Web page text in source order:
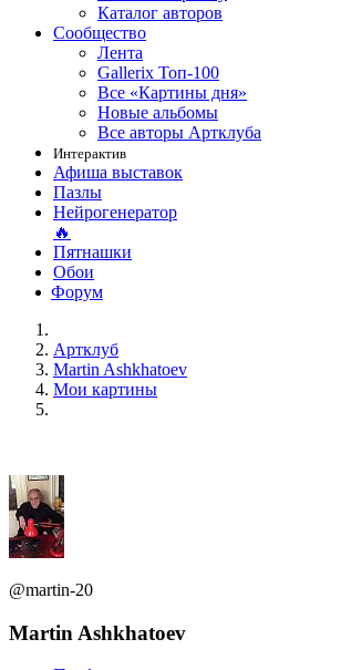
Каталог авторов
Сообщество
Лента
Gallerix Топ-100
Все «Картины дня»
Новые альбомы
Все авторы Артклуба
Интерактив
Афиша выставок
Пазлы
Нейрогенератор
🔥
Пятнашки
Обои
Форум
Артклуб
Martin Ashkhatoev
Мои картины
@martin-20
Martin Ashkhatoev